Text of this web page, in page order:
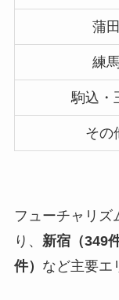
蒲
練
駒込・
その
フューチャリズ
り、 新宿（349
件） など主要エ